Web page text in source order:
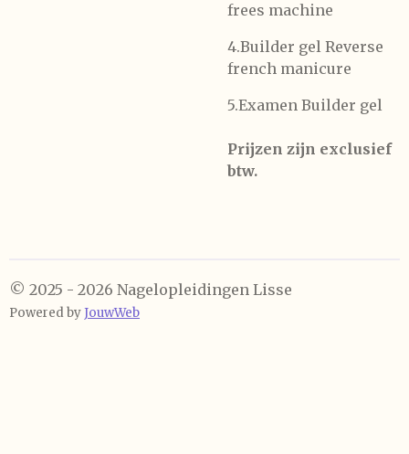
frees machine
4.Builder gel Reverse
french manicure
5.Examen Builder gel
Prijzen zijn exclusief
btw.
© 2025 - 2026 Nagelopleidingen Lisse
Powered byJouwWeb